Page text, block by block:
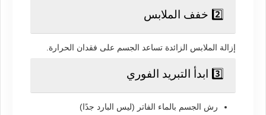
2️⃣ خفف الملابس
إزالة الملابس الزائدة تساعد الجسم على فقدان الحرارة.
3️⃣ ابدأ التبريد الفوري
رش الجسم بالماء الفاتر (ليس البارد جدًا)